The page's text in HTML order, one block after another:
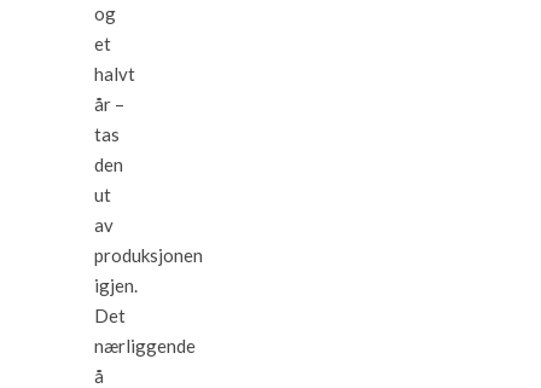
og
et
halvt
år –
tas
den
ut
av
produksjonen
igjen.
Det
nærliggende
å